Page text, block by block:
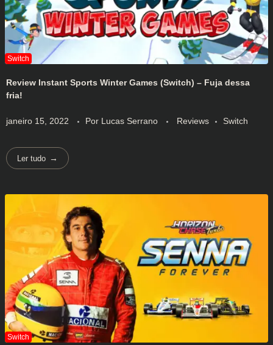
Review Instant Sports Winter Games (Switch) – Fuja dessa
fria!
janeiro 15, 2022 Por Lucas Serrano Reviews Switch
Ler tudo